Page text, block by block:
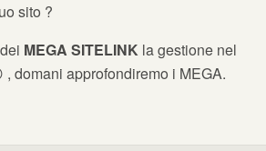
sito ?
MEGA SITELINK la gestione nel
, domani approfondiremo i MEGA.